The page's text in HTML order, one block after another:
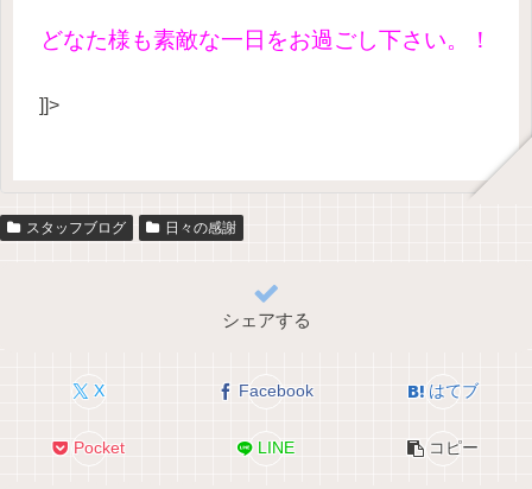
どなた様も素敵な一日をお過ごし下さい。！
]]>
スタッフブログ 日々の感謝
シェアする
X Facebook はてブ
Pocket LINE コピー